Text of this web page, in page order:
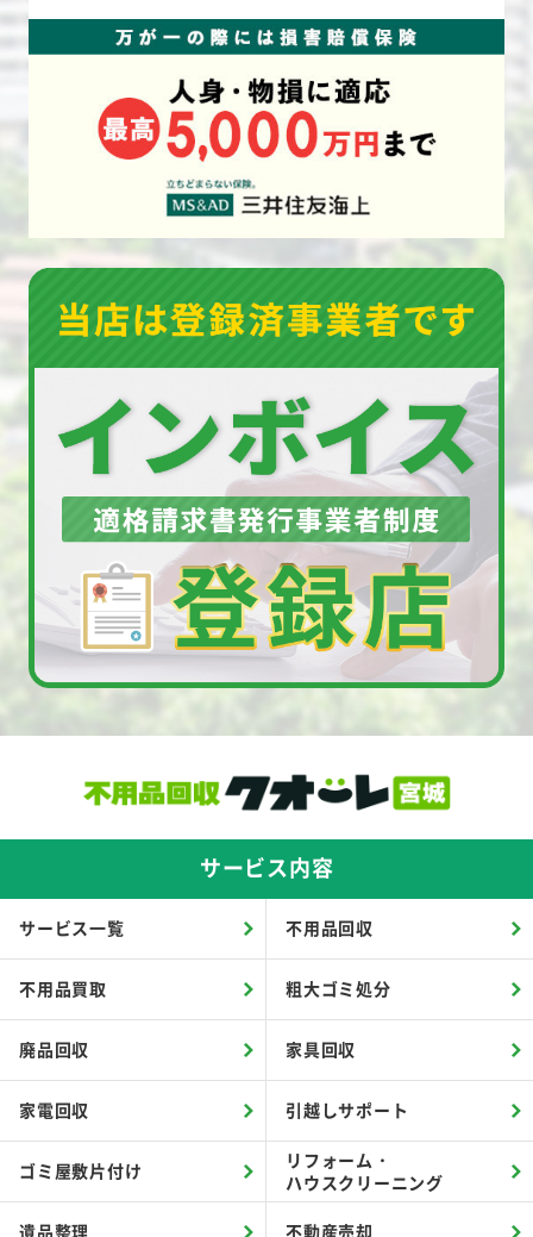
サービス内容
サービス一覧 不用品回収
不用品買取 粗大ゴミ処分
廃品回収 家具回収
家電回収 引越しサポート
ゴミ屋敷片付け
リフォーム・
ハウスクリーニング
遺品整理 不動産売却